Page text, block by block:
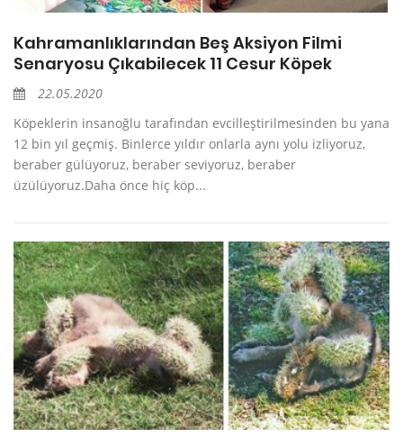
Kahramanlıklarından Beş Aksiyon Filmi
Senaryosu Çıkabilecek 11 Cesur Köpek
22.05.2020
Köpeklerin insanoğlu tarafından evcilleştirilmesinden bu yana
12 bin yıl geçmiş. Binlerce yıldır onlarla aynı yolu izliyoruz,
beraber gülüyoruz, beraber seviyoruz, beraber
üzülüyoruz.Daha önce hiç köp...